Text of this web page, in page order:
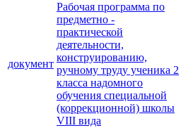
документ
Рабочая программа по
предметно -
практической
деятельности,
конструированию,
ручному труду ученика 2
класса надомного
обучения специальной
(коррекционной) школы
VIII вида